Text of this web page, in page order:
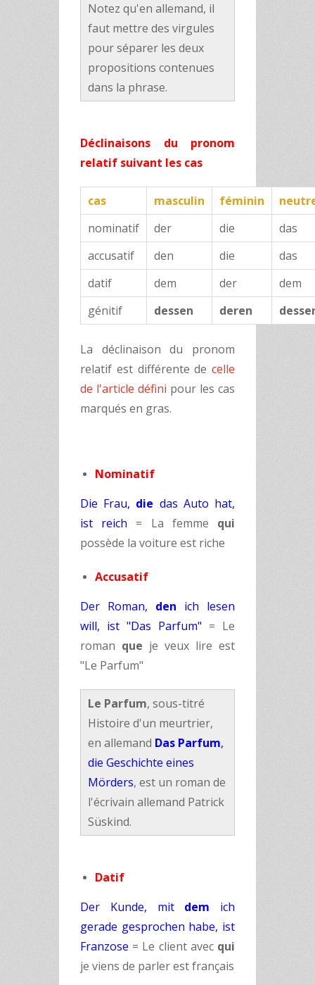
Notez qu'en allemand, il
faut mettre des virgules
pour séparer les deux
propositions contenues
dans la phrase.
Déclinaisons du pronom
relatif suivant les cas
cas masculin féminin
nominatif
der die
das
accusatif
den die
das
datif
dem der
dem
génitif
dessen deren
La déclinaison du pronom
relatif est différente de celle
de l'article défini pour les cas
marqués en gras.
Nominatif
Die Frau, die das Auto hat,
ist reich = La femme qui
possède la voiture est riche
Accusatif
Der Roman, den ich lesen
will, ist "Das Parfum" = Le
roman que je veux lire est
"Le Parfum"
Le Parfum, sous-titré
Histoire d'un meurtrier,
en allemand Das Parfum,
die Geschichte eines
Mörders, est un roman de
l'écrivain allemand Patrick
Süskind.
Datif
Der Kunde, mit dem ich
gerade gesprochen habe, ist
Franzose = Le client avec qui
je viens de parler est français